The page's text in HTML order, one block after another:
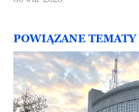
POWIĄZANE TEMATY